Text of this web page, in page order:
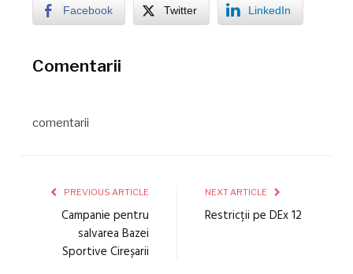
Facebook Twitter LinkedIn
Comentarii
comentarii
PREVIOUS ARTICLE
Campanie pentru
salvarea Bazei
Sportive Cireșarii
NEXT ARTICLE
Restricții pe DEx 12